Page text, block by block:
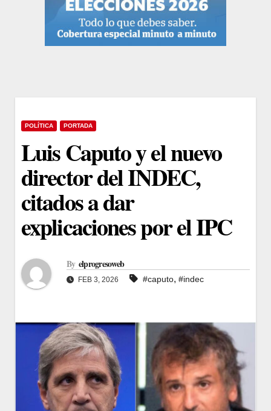
POLÍTICA PORTADA
Luis Caputo y el nuevo
director del INDEC,
citados a dar
explicaciones por el IPC
By elprogresoweb
FEB 3, 2026 #caputo, #indec